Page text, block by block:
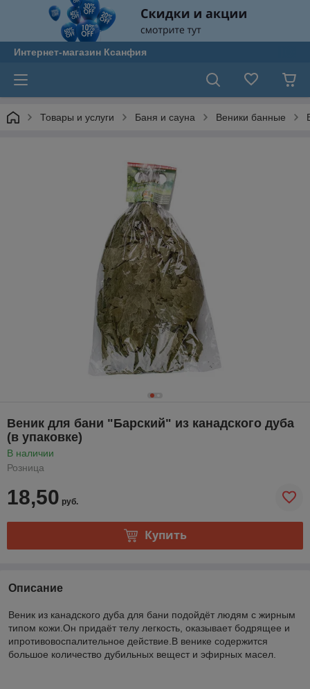
Интернет-магазин Ксанфия
Товары и услуги Баня и сауна Веники банные
Веник для бани "Барский" из канадского дуба
(в упаковке)
В наличии
Розница
18,50 руб.
Купить
Описание
Веник из канадского дуба для бани подойдёт людям с жирным
типом кожи.Он придаёт телу легкость, оказывает бодрящее и
ипротивовоспалительное действие.В венике содержится
большое количество дубильных вещест и эфирных масел.